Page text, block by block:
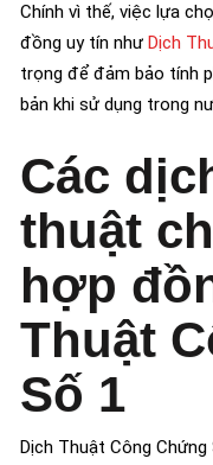
Chính vì thế, việc lựa
đồng uy tín như Dịch
trọng để đảm bảo tính
bản khi sử dụng trong
Các
thuật
hợp
Thuật
Số 1
Dịch Thuật Công